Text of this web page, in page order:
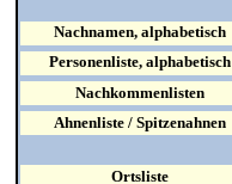
Nachnamen, alphabetisch
Personenliste, alphabetisch
Nachkommenlisten
Ahnenliste / Spitzenahnen
Ortsliste